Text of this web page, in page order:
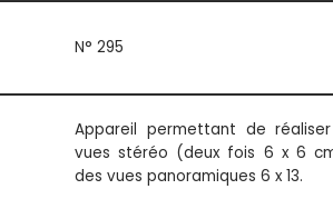
N° 295
Appareil permettant de
vues stéréo (deux fois 6 x 6
des vues panoramiques 6 x 13.